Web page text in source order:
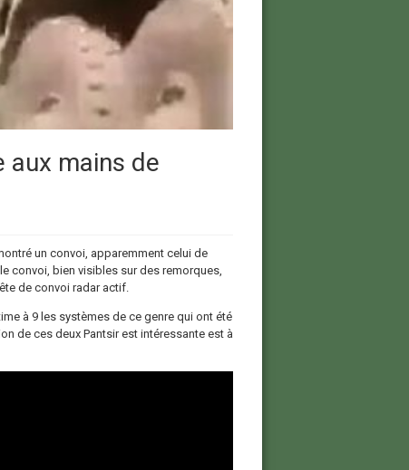
aux mains de
un convoi, apparemment celui de
convoi, bien visibles sur des remorques,
de convoi radar actif.
à 9 les systèmes de ce genre qui ont été
de ces deux Pantsir est intéressante est à